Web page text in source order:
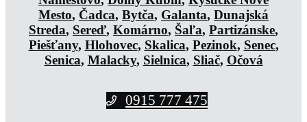
Mesto, Čadca, Bytča, Galanta, Dunajská
Streda, Sereď, Komárno, Šaľa, Partizánske,
Piešťany, Hlohovec, Skalica, Pezinok, Senec,
Senica, Malacky, Sielnica, Sliač, Očová
0915 777 475